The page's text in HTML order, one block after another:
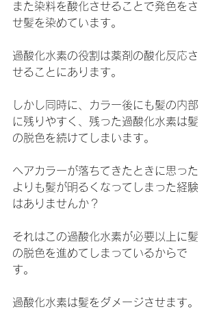
また染料を酸化させることで発色をさ
せ髪を染めています。
過酸化水素の役割は薬剤の酸化反応さ
せることにあります。
しかし同時に、カラー後にも髪の内部
に残りやすく、残った過酸化水素は髪
の脱色を続けてしまいます。
ヘアカラーが落ちてきたときに思った
よりも髪が明るくなってしまった経験
はありませんか？
それはこの過酸化水素が必要以上に髪
の脱色を進めてしまっているからで
す。
過酸化水素は髪をダメージさせます。